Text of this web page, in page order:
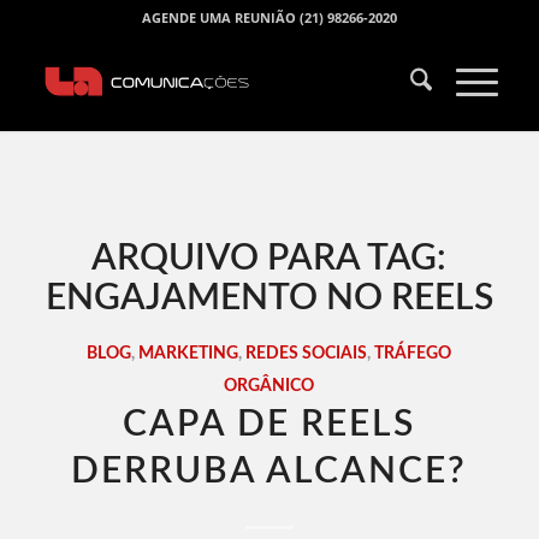
AGENDE UMA REUNIÃO (21) 98266-2020
ARQUIVO PARA TAG:
ENGAJAMENTO NO REELS
BLOG, MARKETING, REDES SOCIAIS,TRÁFEGO
ORGÂNICO
CAPA DE REELS
DERRUBA ALCANCE?